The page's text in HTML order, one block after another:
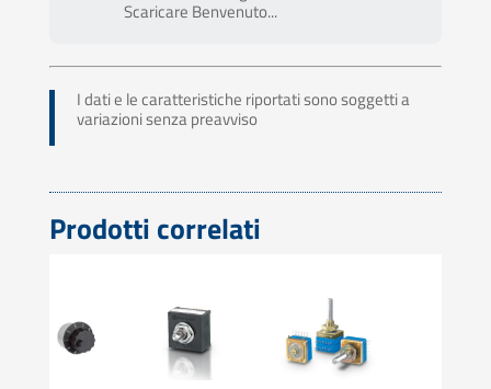
Scaricare Benvenuto...
I dati e le caratteristiche riportati sono soggetti a
variazioni senza preavviso
Prodotti correlati